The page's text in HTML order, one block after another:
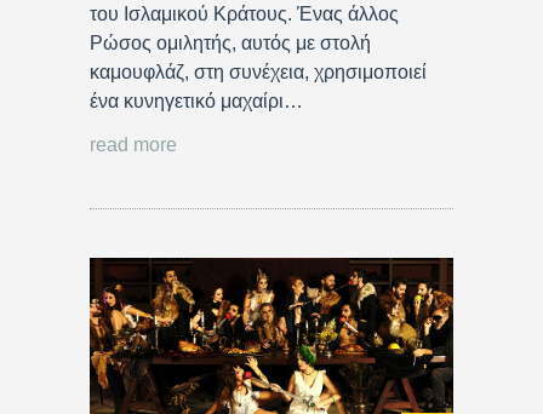
του Ισλαμικού Κράτους. Ένας άλλος
Ρώσος ομιλητής, αυτός με στολή
καμουφλάζ, στη συνέχεια, χρησιμοποιεί
ένα κυνηγετικό μαχαίρι…
read more